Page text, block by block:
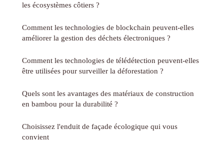
les écosystèmes côtiers ?
Comment les technologies de blockchain peuvent-elles
améliorer la gestion des déchets électroniques ?
Comment les technologies de télédétection peuvent-elles
être utilisées pour surveiller la déforestation ?
Quels sont les avantages des matériaux de construction
en bambou pour la durabilité ?
Choisissez l'enduit de façade écologique qui vous
convient